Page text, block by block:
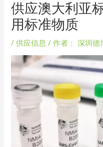
供应澳大利亚
用标准物质
/供应信息 / 作者： 深圳德